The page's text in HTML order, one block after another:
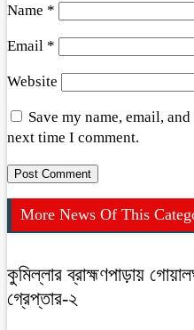
Name *
Email *
Website
Save my name, email,
next time I comment.
More News Of This
কুমিল্লার ব্রাহ্মণপাড়ায়
গ্রেপ্তার-২